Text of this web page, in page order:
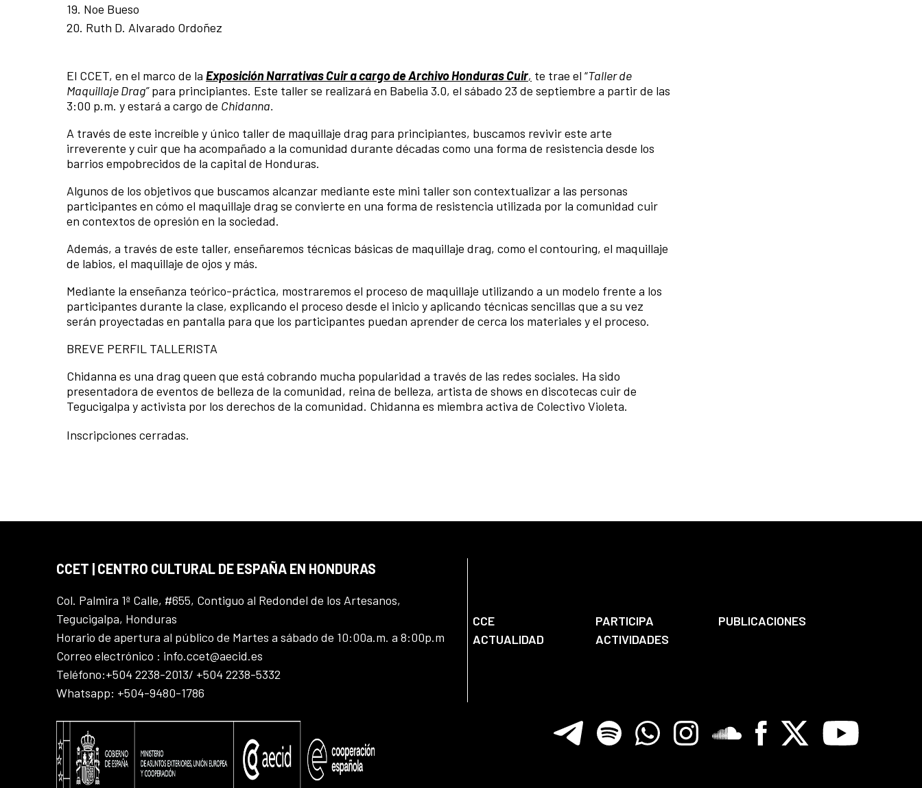
19. Noe Bueso
20. Ruth D. Alvarado Ordoñez
El CCET, en el marco de la Exposición Narrativas Cuir a cargo de Archivo Honduras Cuir, te trae el “Taller de
Maquillaje Drag”para principiantes. Este taller se realizará en Babelia 3.0, el sábado 23 de septiembre a partir de las
3:00 p.m. y estará a cargo de Chidanna.
A través de este increíble y único taller de maquillaje drag para principiantes, buscamos revivir este arte
irreverente y cuir que ha acompañado a la comunidad durante décadas como una forma de resistencia desde los
barrios empobrecidos de la capital de Honduras.
Algunos de los objetivos que buscamos alcanzar mediante este mini taller son contextualizar a las personas
participantes en cómo el maquillaje drag se convierte en una forma de resistencia utilizada por la comunidad cuir
en contextos de opresión en la sociedad.
Además, a través de este taller, enseñaremos técnicas básicas de maquillaje drag, como el contouring, el maquillaje
de labios, el maquillaje de ojos y más.
Mediante la enseñanza teórico-práctica, mostraremos el proceso de maquillaje utilizando a un modelo frente a los
participantes durante la clase, explicando el proceso desde el inicio y aplicando técnicas sencillas que a su vez
serán proyectadas en pantalla para que los participantes puedan aprender de cerca los materiales y el proceso.
BREVE PERFIL TALLERISTA
Chidanna es una drag queen que está cobrando mucha popularidad a través de las redes sociales. Ha sido
presentadora de eventos de belleza de la comunidad, reina de belleza, artista de shows en discotecas cuir de
Tegucigalpa y activista por los derechos de la comunidad. Chidanna es miembra activa de Colectivo Violeta.
Inscripciones cerradas.
CCET | CENTRO CULTURAL DE ESPAÑA EN HONDURAS
Col. Palmira 1ª Calle, #655, Contiguo al Redondel de los Artesanos,
Tegucigalpa, Honduras
Horario de apertura al público de Martes a sábado de 10:00a.m. a 8:00p.m
Correo electrónico : info.ccet@aecid.es
Teléfono:+504 2238-2013/ +504 2238-5332
Whatsapp: +504-9480-1786
CCE PARTICIPA
PUBLICACIONES
ACTUALIDAD
ACTIVIDADES
TelegramSpotify WhatsappInstagramSoundcloreFacebook
X Youtube